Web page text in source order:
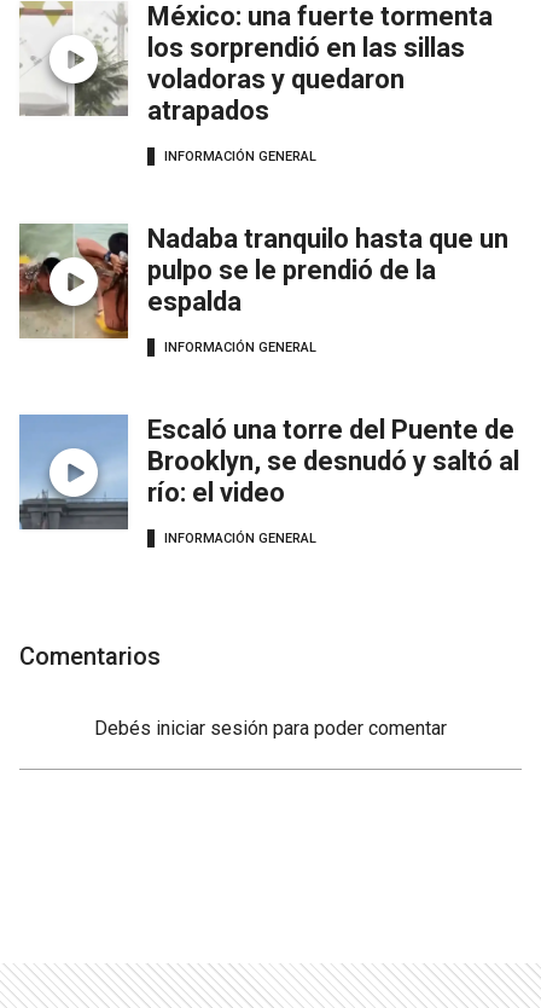
México: una fuerte tormenta
los sorprendió en las sillas
voladoras y quedaron
atrapados
INFORMACIÓN GENERAL
Nadaba tranquilo hasta que un
pulpo se le prendió de la
espalda
INFORMACIÓN GENERAL
Escaló una torre del Puente de
Brooklyn, se desnudó y saltó al
río: el video
INFORMACIÓN GENERAL
Comentarios
Debés iniciar sesión para poder comentar